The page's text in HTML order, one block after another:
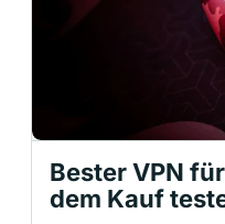
Bester VPN
dem Kauf